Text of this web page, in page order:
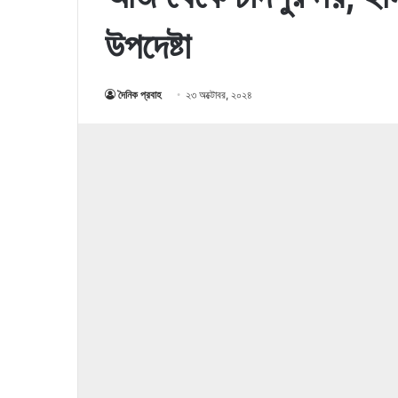
উপদেষ্টা
দৈনিক প্রবাহ ২৩ অক্টোবর, ২০২৪